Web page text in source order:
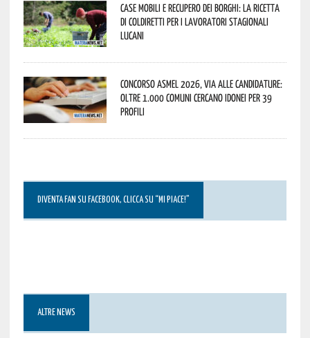
Case mobili e recupero dei borghi: la ricetta
di Coldiretti per i lavoratori stagionali
lucani
Concorso Asmel 2026, via alle candidature:
oltre 1.000 Comuni cercano idonei per 39
profili
DIVENTA FAN SU FACEBOOK, CLICCA SU “MI PIACE!”
ALTRE NEWS